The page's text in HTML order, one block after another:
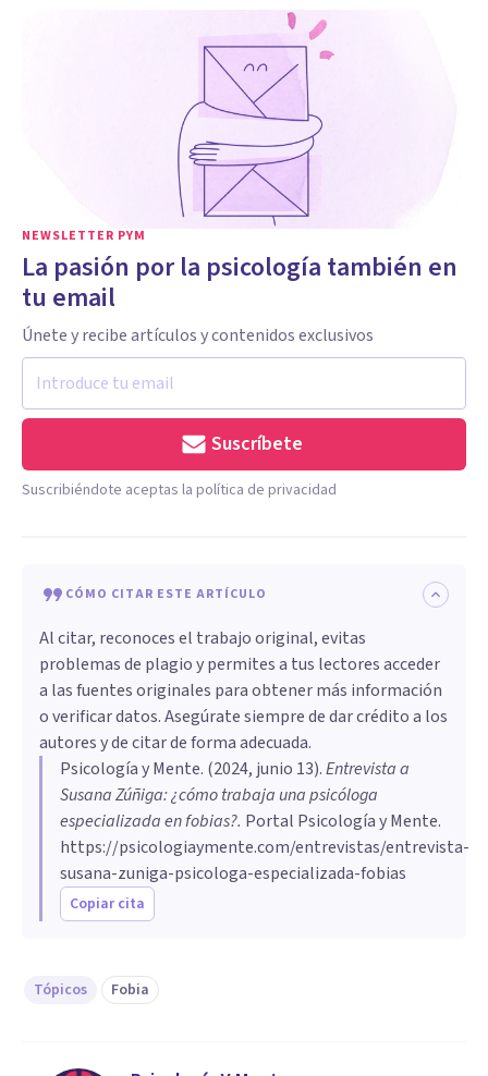
NEWSLETTER PYM
La pasión por la psicología también en
tu email
Únete y recibe artículos y contenidos exclusivos
Suscríbete
Suscribiéndote aceptas la política de privacidad
CÓMO CITAR ESTE ARTÍCULO
Al citar, reconoces el trabajo original, evitas
problemas de plagio y permites a tus lectores acceder
a las fuentes originales para obtener más información
o verificar datos. Asegúrate siempre de dar crédito a los
autores y de citar de forma adecuada.
Psicología y Mente. (2024, junio 13).Entrevista a
Susana Zúñiga: ¿cómo trabaja una psicóloga
especializada en fobias?. Portal Psicología y Mente.
https://psicologiaymente.com/entrevistas/entrevista-
susana-zuniga-psicologa-especializada-fobias
Copiar cita
Tópicos Fobia